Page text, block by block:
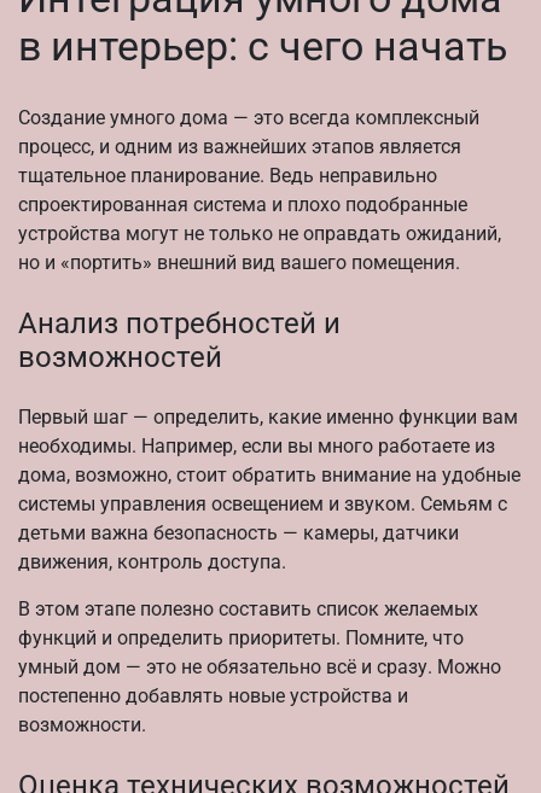
в интерьер: с чего начать
Создание умного дома — это всегда комплексный
процесс, и одним из важнейших этапов является
тщательное планирование. Ведь неправильно
спроектированная система и плохо подобранные
устройства могут не только не оправдать ожиданий,
но и «портить» внешний вид вашего помещения.
Анализ потребностей и
возможностей
Первый шаг — определить, какие именно функции вам
необходимы. Например, если вы много работаете из
дома, возможно, стоит обратить внимание на удобные
системы управления освещением и звуком. Семьям с
детьми важна безопасность — камеры, датчики
движения, контроль доступа.
В этом этапе полезно составить список желаемых
функций и определить приоритеты. Помните, что
умный дом — это не обязательно всё и сразу. Можно
постепенно добавлять новые устройства и
возможности.
Оценка технических возможностей